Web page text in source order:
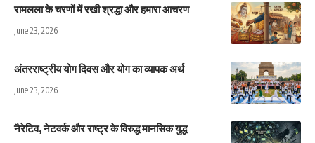
रामलला के चरणों में रखी श्रद्धा और हमारा आचरण
June 23, 2026
अंतरराष्ट्रीय योग दिवस और योग का व्यापक अर्थ
June 23, 2026
नैरेटिव, नेटवर्क और राष्ट्र के विरुद्ध मानसिक युद्ध